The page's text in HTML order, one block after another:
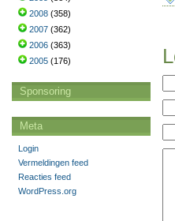
2008 (358)
2007 (362)
2006 (363)
2005 (176)
Sponsoring
Meta
Login
Vermeldingen feed
Reacties feed
WordPress.org